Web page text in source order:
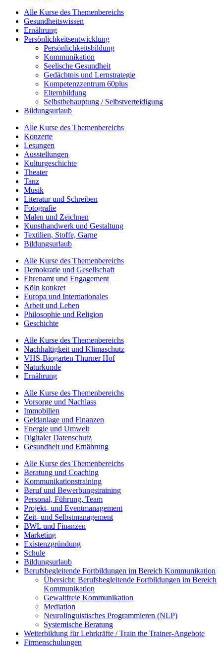
Alle Kurse des Themenbereichs
Gesundheitswissen
Ernährung
Persönlichkeitsentwicklung
Persönlichkeitsbildung
Kommunikation
Seelische Gesundheit
Gedächtnis und Lernstrategie
Kompetenzzentrum 60plus
Elternbildung
Selbstbehauptung / Selbstverteidigung
Bildungsurlaub
Alle Kurse des Themenbereichs
Konzerte
Lesungen
Ausstellungen
Kulturgeschichte
Theater
Tanz
Musik
Literatur und Schreiben
Fotografie
Malen und Zeichnen
Kunsthandwerk und Gestaltung
Textilien, Stoffe, Garne
Bildungsurlaub
Alle Kurse des Themenbereichs
Demokratie und Gesellschaft
Ehrenamt und Engagement
Köln konkret
Europa und Internationales
Arbeit und Leben
Philosophie und Religion
Geschichte
Alle Kurse des Themenbereichs
Nachhaltigkeit und Klimaschutz
VHS-Biogarten Thurner Hof
Naturkunde
Ernährung
Alle Kurse des Themenbereichs
Vorsorge und Nachlass
Immobilien
Geldanlage und Finanzen
Energie und Umwelt
Digitaler Datenschutz
Gesundheit und Ernährung
Alle Kurse des Themenbereichs
Beratung und Coaching
Kommunikationstraining
Beruf und Bewerbungstraining
Personal, Führung, Team
Projekt- und Eventmanagement
Zeit- und Selbstmanagement
BWL und Finanzen
Marketing
Existenzgründung
Schule
Bildungsurlaub
Berufsbegleitende Fortbildungen im Bereich Kommunikation
Übersicht: Berufsbegleitende Fortbildungen im Bereich
Kommunikation
Gewaltfreie Kommunikation
Mediation
Neurolinguistisches Programmieren (NLP)
Systemische Beratung
Weiterbildung für Lehrkräfte / Train the Trainer-Angebote
Firmenschulungen